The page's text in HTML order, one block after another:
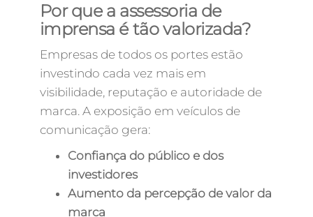
Por que a assessoria de
imprensa é tão valorizada?
Empresas de todos os portes estão
investindo cada vez mais em
visibilidade, reputação e autoridade de
marca. A exposição em veículos de
comunicação gera:
Confiança do público e dos
investidores
Aumento da percepção de valor da
marca